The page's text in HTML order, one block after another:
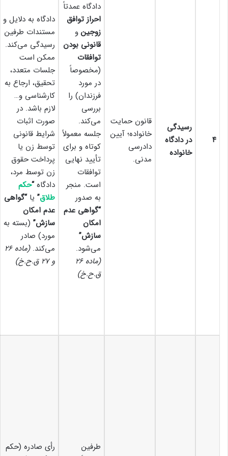
۴
رسیدگی
در دادگاه
خانواده
قانون حمایت
خانواده؛ آیین
دادرسی
مدنی.
دادگاه عمدتاً
احراز توافق
زوجین و
قانونی بودن
توافقات
(مخصوصاً
در مورد
فرزندان) را
بررسی
می‌کند.
جلسه معمولاً
کوتاه و برای
تأیید نهایی
توافقات
است. منجر
به صدور
“گواهی عدم
امکان
سازش”
می‌شود.
(ماده ۲۶
ق.ح.خ)
دادگاه به دلایل و
مستندات طرفین
رسیدگی می‌کند.
ممکن است
جلسات متعدد،
تحقیق، ارجاع به
کارشناسی و…
لازم باشد. در
صورت اثبات
شرایط قانونی
توسط زن یا
پرداخت حقوق
زن توسط مرد،
دادگاه“حکم
طلاق” یا“گواهی
عدم امکان
سازش” (بسته به
مورد) صادر
می‌کند.
(ماده ۲۶
و ۲۷ ق.ح.خ)
طرفین
رأی صادره (حکم